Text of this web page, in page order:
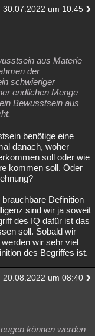
30.07.2022 um 10:45
aus Materie
der
schwieriger
endlichen Menge
Bewusstsein aus
benötige eine
danach, woher
soll oder wie
kommen soll. Oder
Definition
sind wir ja soweit
des IQ dafür ist das
soll. Sobald wir
wir sehr viel
des Begriffes ist.
20.08.2022 um 08:40
können werden